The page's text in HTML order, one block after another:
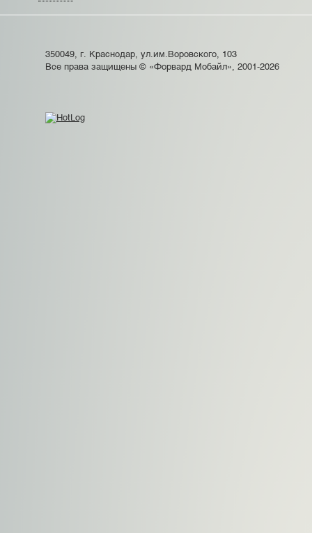
350049, г. Краснодар, ул.им.Воровского, 103
Все права защищены © «Форвард Мобайл», 2001-2026